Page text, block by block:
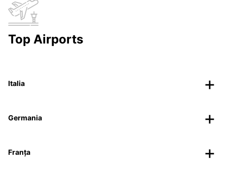
Top Airports
Italia
Germania
Franța